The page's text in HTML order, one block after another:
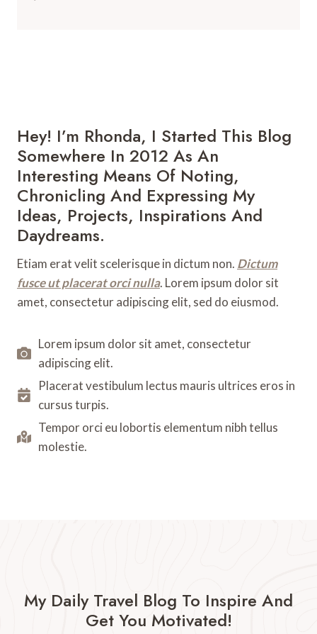
Hey! I’m Rhonda, I Started This Blog
Somewhere In 2012 As An
Interesting Means Of Noting,
Chronicling And Expressing My
Ideas, Projects, Inspirations And
Daydreams.
Etiam erat velit scelerisque in dictum non. Dictum
fusce ut placerat orci nulla. Lorem ipsum dolor sit
amet, consectetur adipiscing elit, sed do eiusmod.
Lorem ipsum dolor sit amet, consectetur
adipiscing elit.
Placerat vestibulum lectus mauris ultrices eros in
cursus turpis.
Tempor orci eu lobortis elementum nibh tellus
molestie.
My Daily Travel Blog To Inspire And
Get You Motivated!​